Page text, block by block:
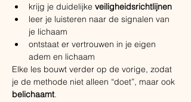
krijg je duidelijke veiligheidsrichtlijnen
leer je luisteren naar de signalen van
je lichaam
ontstaat er vertrouwen in je eigen
adem en lichaam
Elke les bouwt verder op de vorige, zodat
je de methode niet alleen “doet”, maar ook
belichaamt.